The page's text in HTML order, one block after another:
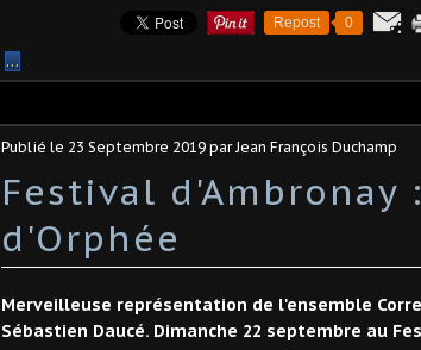
Repost 0
…
Publié le 23 Septembre 2019 par Jean François Duchamp
Festival d'Ambronay
d'Orphée
Merveilleuse représentation de l'ensemble
Sébastien Daucé. Dimanche 22 septembre au